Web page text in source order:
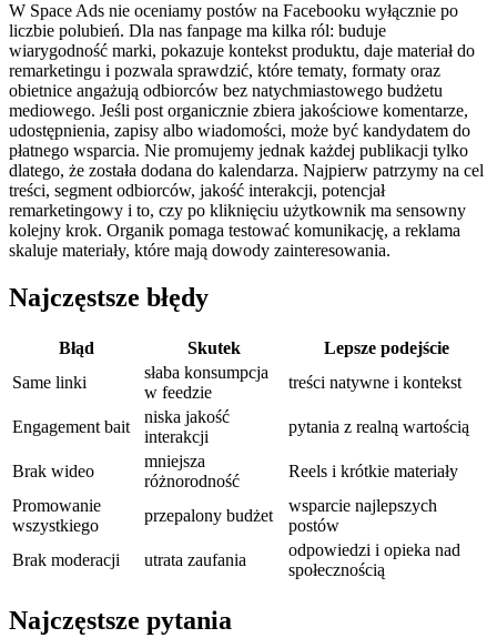
W Space Ads nie oceniamy postów na Facebooku wyłącznie po
liczbie polubień. Dla nas fanpage ma kilka ról: buduje
wiarygodność marki, pokazuje kontekst produktu, daje materiał do
remarketingu i pozwala sprawdzić, które tematy, formaty oraz
obietnice angażują odbiorców bez natychmiastowego budżetu
mediowego. Jeśli post organicznie zbiera jakościowe komentarze,
udostępnienia, zapisy albo wiadomości, może być kandydatem do
płatnego wsparcia. Nie promujemy jednak każdej publikacji tylko
dlatego, że została dodana do kalendarza. Najpierw patrzymy na cel
treści, segment odbiorców, jakość interakcji, potencjał
remarketingowy i to, czy po kliknięciu użytkownik ma sensowny
kolejny krok. Organik pomaga testować komunikację, a reklama
skaluje materiały, które mają dowody zainteresowania.
Najczęstsze błędy
Błąd Skutek
Lepsze podejście
Same linki
słaba konsumpcja
w feedzie
treści natywne i kontekst
Engagement bait
niska jakość
interakcji
pytania z realną wartością
Brak wideo
mniejsza
różnorodność
Reels i krótkie materiały
Promowanie
wszystkiego
przepalony budżet
wsparcie najlepszych
postów
Brak moderacji
utrata zaufania
odpowiedzi i opieka nad
społecznością
Najczęstsze pytania